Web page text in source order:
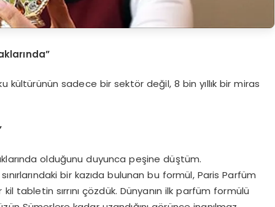
kültürünün sadece bir sektör değil, 8 bin yıllık bir miras
olduğunu duyunca peşine düştüm.
bir kazıda bulunan bu formül, Paris Parfüm
tabletin sırrını çözdük. Dünyanın ilk parfüm formülü